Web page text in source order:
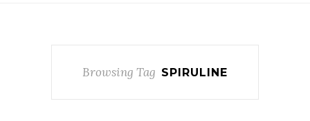
Browsing Tag SPIRULINE